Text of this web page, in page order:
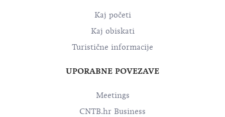
Kaj početi
Kaj obiskati
Turistične informacije
UPORABNE POVEZAVE
Meetings
CNTB.hr Business